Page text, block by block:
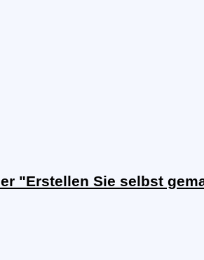
"Erstellen Sie selbst